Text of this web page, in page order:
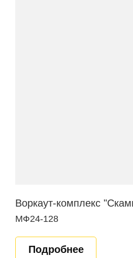
Воркаут-комплекс
МФ24-128
Подробнее